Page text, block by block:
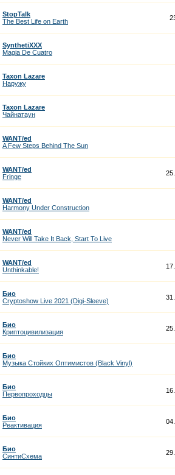
StopTalk
The Best Life on Earth
SynthetiXXX
Magia De Cuatro
Taxon Lazare
Наружу
Taxon Lazare
Чайнатаун
WANT/ed
A Few Steps Behind The Sun
WANT/ed
Fringe
WANT/ed
Harmony Under Construction
WANT/ed
Never Will Take It Back, Start To Live
WANT/ed
Unthinkable!
Био
Cryptoshow Live 2021 (Digi-Sleeve)
Био
Криптоцивилизация
Био
Музыка Стойких Оптимистов (Black Vinyl)
Био
Первопроходцы
Био
Реактивация
Био
СинтиСхема